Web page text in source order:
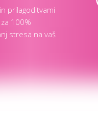
prilagoditvami
100%
stresa na vaš